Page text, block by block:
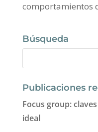
comportamientos
Búsqueda
Publicaciones
Focus group:
ideal